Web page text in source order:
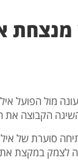
מול
ל- 31:39, בשלב זה אילת